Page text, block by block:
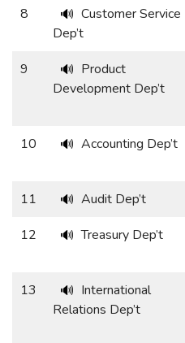
8
🔊 Customer Service
Dep’t
9
🔊 Product
Development Dep’t
10
🔊 Accounting Dep’t
11
🔊 Audit Dep’t
12
🔊 Treasury Dep’t
13
🔊 International
Relations Dep’t